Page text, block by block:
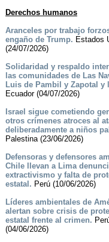
Derechos humanos
Aranceles por trabajo
engaño de Trump. Estados
(24/07/2026)
Solidaridad y respaldo
las comunidades de Las
Luis de Pambil y Zapotal y
Ecuador (04/07/2026)
Israel sigue cometiendo
otros crímenes atroces al
deliberadamente a niños
Palestina (23/06/2026)
Defensoras y defensores
Chile llevan a Lima
extractivismo y falta de
estatal. Perú (10/06/2026)
Líderes ambientales de
alertan sobre crisis de
estatal frente al crimen.
(04/06/2026)